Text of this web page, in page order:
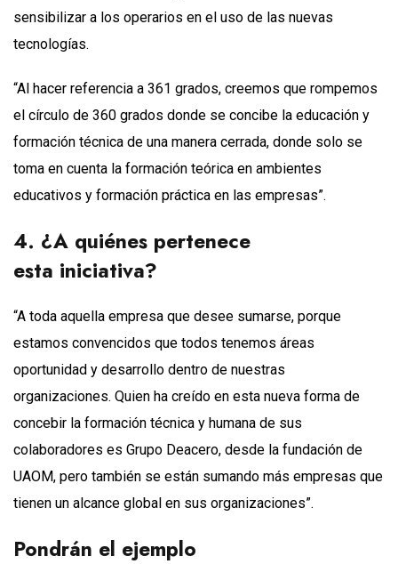
sensibilizar a los operarios en el uso de las nuevas
tecnologías.
“Al hacer referencia a 361 grados, creemos que rompemos
el círculo de 360 grados donde se concibe la educación y
formación técnica de una manera cerrada, donde solo se
toma en cuenta la formación teórica en ambientes
educativos y formación práctica en las empresas”.
4. ¿A quiénes pertenece
esta iniciativa?
“A toda aquella empresa que desee sumarse, porque
estamos convencidos que todos tenemos áreas
oportunidad y desarrollo dentro de nuestras
organizaciones. Quien ha creído en esta nueva forma de
concebir la formación técnica y humana de sus
colaboradores es Grupo Deacero, desde la fundación de
UAOM, pero también se están sumando más empresas que
tienen un alcance global en sus organizaciones”.
Pondrán el ejemplo